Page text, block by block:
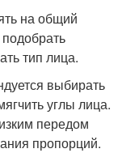
на общий
тип лица.
выбирать
углы лица.
передом
пропорций.